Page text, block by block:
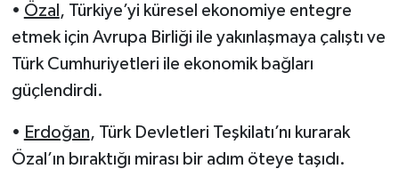
• Özal , Türkiye’yi küresel ekonomiye entegre
etmek için Avrupa Birliği ile yakınlaşmaya çalıştı ve
Türk Cumhuriyetleri ile ekonomik bağları
güçlendirdi.
• Erdoğan, Türk Devletleri Teşkilatı’nı kurarak
Özal’ın bıraktığı mirası bir adım öteye taşıdı.